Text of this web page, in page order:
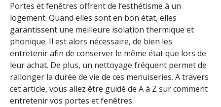
Portes et fenêtres offrent de l’esthétisme à un
logement. Quand elles sont en bon état, elles
garantissent une meilleure isolation thermique et
phonique. Il est alors nécessaire, de bien les
entretenir afin de conserver le même état que lors de
leur achat. De plus, un nettoyage fréquent permet de
rallonger la durée de vie de ces menuiseries. A travers
cet article, vous allez être guidé de A à Z sur comment
entretenir vos portes et fenêtres.